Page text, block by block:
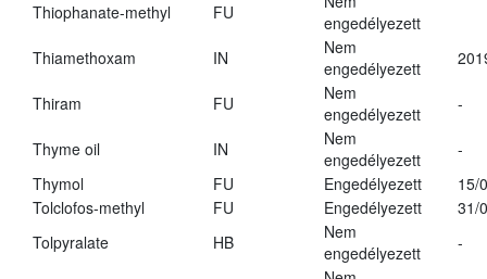
Thiophanate-methyl FU
engedélyezett
Thiamethoxam
IN
Nem
engedélyezett
Thiram FU
Nem
engedélyezett
-
Thyme oil IN
Nem
engedélyezett
-
Thymol
FU Engedélyezett
15/
Tolclofos-methyl
FU Engedélyezett
31/
Tolpyralate
HB
Nem
engedélyezett
-